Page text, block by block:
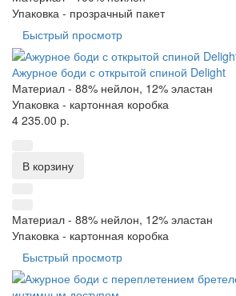
Упаковка - прозрачный пакет
Быстрый просмотр
Ажурное боди с открытой спиной Delight
Материал - 88% нейлон, 12% эластан
Упаковка - картонная коробка
4 235.00 р.
В корзину
Материал - 88% нейлон, 12% эластан
Упаковка - картонная коробка
Быстрый просмотр